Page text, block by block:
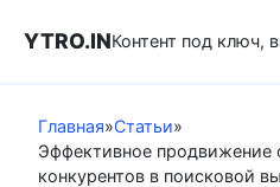
YTRO.INКонтент под ключ,
Главная»Статьи»
Эффективное продвижение
конкурентов в поисковой